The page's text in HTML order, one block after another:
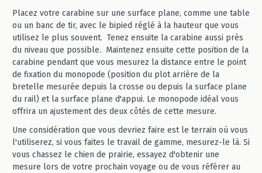
Placez votre carabine sur une surface plane, comme une table
ou un banc de tir, avec le bipied réglé à la hauteur que vous
utilisez le plus souvent. Tenez ensuite la carabine aussi près
du niveau que possible. Maintenez ensuite cette position de la
carabine pendant que vous mesurez la distance entre le point
de fixation du monopode (position du plot arrière de la
bretelle mesurée depuis la crosse ou depuis la surface plane
du rail) et la surface plane d'appui. Le monopode idéal vous
offrira un ajustement des deux côtés de cette mesure.
Une considération que vous devriez faire est le terrain où vous
l'utiliserez, si vous faites le travail de gamme, mesurez-le là. Si
vous chassez le chien de prairie, essayez d'obtenir une
mesure lors de votre prochain voyage ou de vous référer au